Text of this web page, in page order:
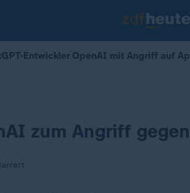
Entwickler OpenAI mit Angriff auf
zum Angriff